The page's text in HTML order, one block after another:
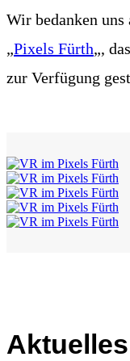
Wir bedanken
„Pixels Fürth„,
zur Verfügung